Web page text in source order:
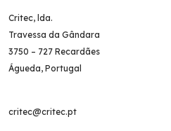
Critec, lda.
Travessa da Gândara
3750 – 727 Recardães
Águeda, Portugal
critec@critec.pt